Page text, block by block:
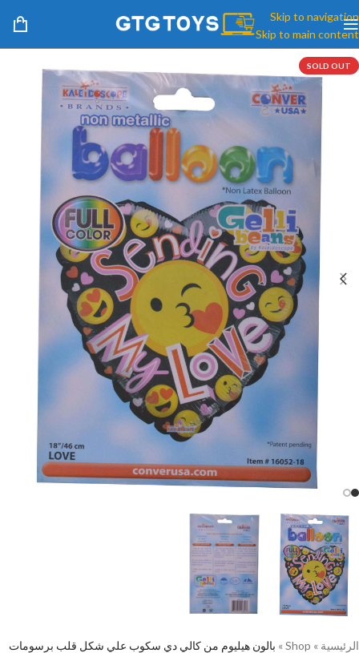
Skip to navigation
Skip to main content
SOLD OUT
الرئيسية »
Shop
» بالون هيليوم من كالي دي سكوب علي شكل قلب برسومات